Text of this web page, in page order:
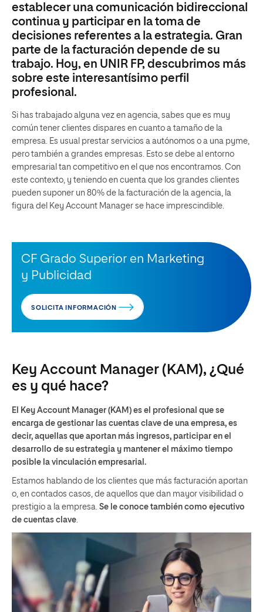
establecer una comunicación bidireccional
continua y participar en la toma de
decisiones referentes a la estrategia. Gran
parte de la facturación depende de su
trabajo. Hoy, en UNIR FP, descubrimos más
sobre este interesantísimo perfil
profesional.
Si has trabajado alguna vez en agencia, sabes que es muy
común tener clientes dispares en cuanto a tamaño de la
empresa. Es usual prestar servicios a autónomos o a una pyme,
pero también a grandes empresas. Esto se debe al entorno
empresarial tan competitivo en el que nos encontramos. Con
este contexto, y teniendo en cuenta que los grandes clientes
pueden suponer un 80% de la facturación de la agencia, la
figura del Key Account Manager se hace imprescindible.
CF Grado Superior en Marketing
y Publicidad
SOLICITA INFORMACIÓN
Key Account Manager (KAM), ¿Qué
es y qué hace?
El Key Account Manager (KAM) es el profesional que se
encarga de gestionar las cuentas clave de una empresa, es
decir, aquellas que aportan más ingresos, participar en el
desarrollo de su estrategia y mantener el máximo tiempo
posible la vinculación empresarial.
Estamos hablando de los clientes que más facturación aportan
o, en contados casos, de aquellos que dan mayor visibilidad o
prestigio a la empresa. Se le conoce también como ejecutivo
de cuentas clave.